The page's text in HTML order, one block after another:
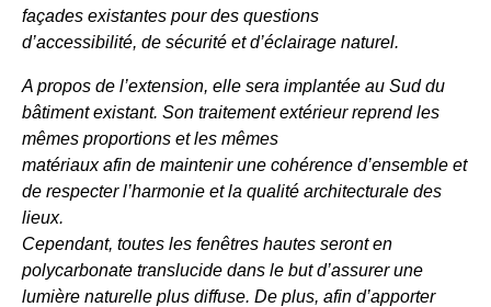
façades existantes pour des questions
d’accessibilité, de sécurité et d’éclairage naturel.
A propos de l’extension, elle sera implantée au Sud du
bâtiment existant. Son traitement extérieur reprend les
mêmes proportions et les mêmes
matériaux afin de maintenir une cohérence d’ensemble et
de respecter l’harmonie et la qualité architecturale des
lieux.
Cependant, toutes les fenêtres hautes seront en
polycarbonate translucide dans le but d’assurer une
lumière naturelle plus diffuse. De plus, afin d’apporter